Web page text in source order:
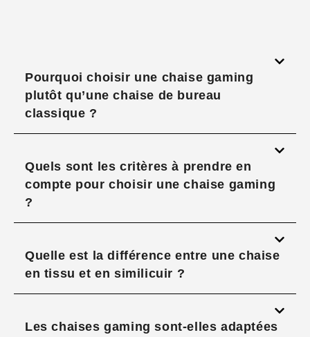
Pourquoi choisir une chaise gaming
plutôt qu’une chaise de bureau
classique ?
Quels sont les critères à prendre en
compte pour choisir une chaise gaming
?
Quelle est la différence entre une chaise
en tissu et en similicuir ?
Les chaises gaming sont-elles adaptées